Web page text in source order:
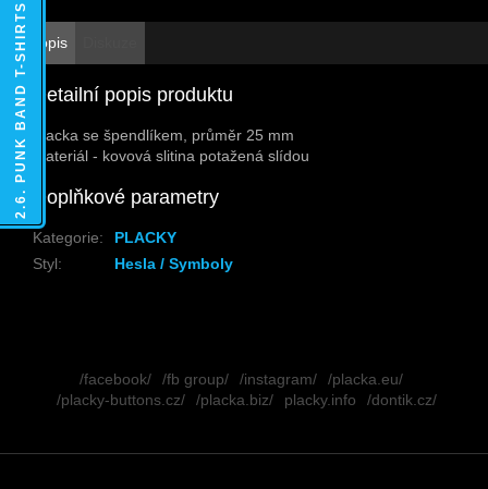
Popis
Detailní popis produktu
Placka se špendlíkem, průměr 25 mm
Materiál - kovová slitina potažená slídou
Doplňkové parametry
Kategorie:
PLACKY
Styl: Hesla / Symboly
/facebook/ /fb group/ /instagram/
/placka.eu/
/placky-buttons.cz/
/placka.biz/ placky.info /dontik.cz/
2.6. PUNK BAND T-SHIRTS